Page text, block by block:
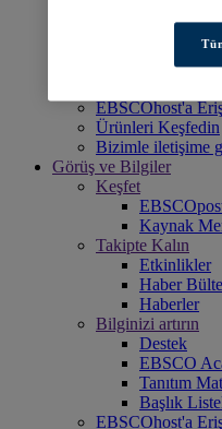
EBSCO
Professional
EBSCOhost'a
Ürünleri Keşfedin
Bizimle iletişime
Görüş ve Bilgiler
Keşfet
Kaynak
Takipte Kalın
Etkinlikler
Haber
Haberler
Bilginizi artırın
Destek
EBSCO
Tanıtım
Başlık
EBSCOhost'a